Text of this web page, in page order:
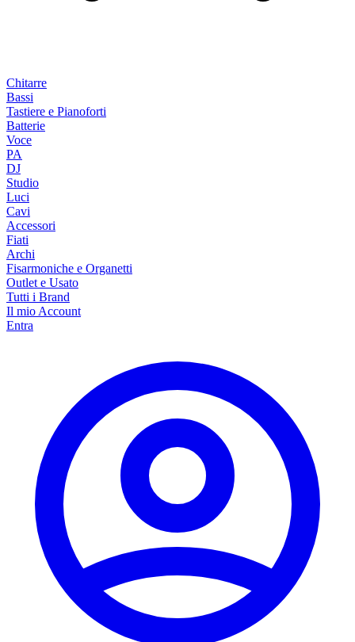
Chitarre
Bassi
Tastiere e Pianoforti
Batterie
Voce
PA
DJ
Studio
Luci
Cavi
Accessori
Fiati
Archi
Fisarmoniche e Organetti
Outlet e Usato
Tutti i Brand
Il mio Account
Entra